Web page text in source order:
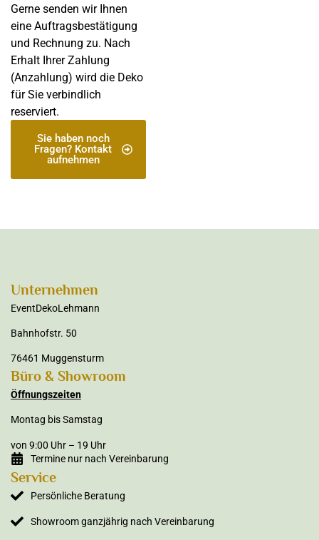
Gerne senden wir Ihnen
eine Auftragsbestätigung
und Rechnung zu. Nach
Erhalt Ihrer Zahlung
(Anzahlung) wird die Deko
für Sie verbindlich
reserviert.
Sie haben noch
Fragen? Kontakt
aufnehmen
Unternehmen
EventDekoLehmann
Bahnhofstr. 50
76461 Muggensturm
Büro & Showroom
Öffnungszeiten
Montag bis Samstag
von 9:00 Uhr – 19 Uhr
Termine nur nach Vereinbarung
Service
Persönliche Beratung
Showroom ganzjährig nach Vereinbarung